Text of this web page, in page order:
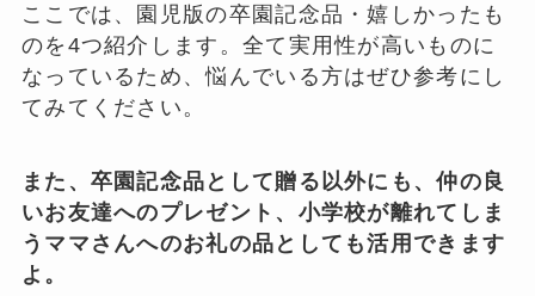
ここでは、園児版の卒園記念品・嬉しかったも
のを4つ紹介します。全て実用性が高いものに
なっているため、悩んでいる方はぜひ参考にし
てみてください。
また、卒園記念品として贈る以外にも、仲の良
いお友達へのプレゼント、小学校が離れてしま
うママさんへのお礼の品としても活用できます
よ。